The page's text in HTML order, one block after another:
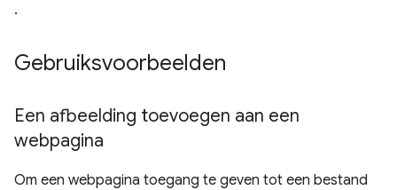
.
Gebruiksvoorbeelden
Een afbeelding toevoegen aan een
webpagina
Om een ​​webpagina toegang te geven tot een bestand